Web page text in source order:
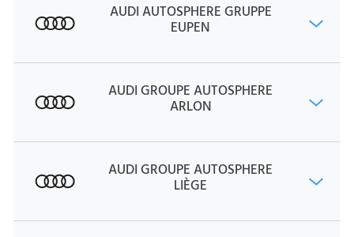
AUDI AUTOSPHERE GRUPPE
EUPEN
AUDI GROUPE AUTOSPHERE
ARLON
AUDI GROUPE AUTOSPHERE
LIÈGE